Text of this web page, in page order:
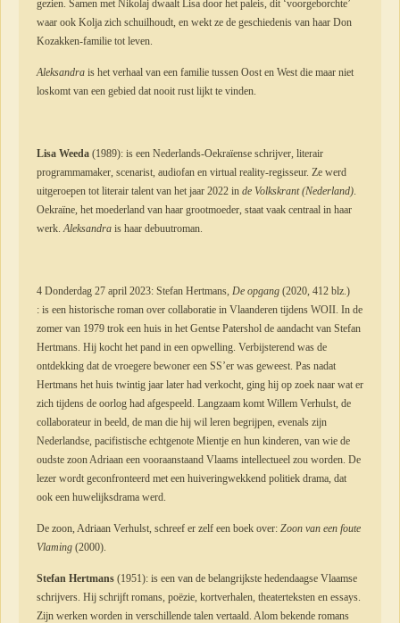
gezien. Samen met Nikolaj dwaalt Lisa door het paleis, dit ‘voorgeborchte’
waar ook Kolja zich schuilhoudt, en wekt ze de geschiedenis van haar Don
Kozakken-familie tot leven.
Aleksandra is het verhaal van een familie tussen Oost en West die maar niet
loskomt van een gebied dat nooit rust lijkt te vinden.
Lisa Weeda (1989): is een Nederlands-Oekraïense schrijver, literair
programmamaker, scenarist, audiofan en virtual reality-regisseur. Ze werd
uitgeroepen tot literair talent van het jaar 2022 in de Volkskrant (Nederland).
Oekraïne, het moederland van haar grootmoeder, staat vaak centraal in haar
werk.Aleksandra is haar debuutroman.
4 Donderdag 27 april 2023: Stefan Hertmans, De opgang (2020, 412 blz.)
: is een historische roman over collaboratie in Vlaanderen tijdens WOII. In de
zomer van 1979 trok een huis in het Gentse Patershol de aandacht van Stefan
Hertmans. Hij kocht het pand in een opwelling. Verbijsterend was de
ontdekking dat de vroegere bewoner een SS’er was geweest. Pas nadat
Hertmans het huis twintig jaar later had verkocht, ging hij op zoek naar wat er
zich tijdens de oorlog had afgespeeld. Langzaam komt Willem Verhulst, de
collaborateur in beeld, de man die hij wil leren begrijpen, evenals zijn
Nederlandse, pacifistische echtgenote Mientje en hun kinderen, van wie de
oudste zoon Adriaan een vooraanstaand Vlaams intellectueel zou worden. De
lezer wordt geconfronteerd met een huiveringwekkend politiek drama, dat
ook een huwelijksdrama werd.
De zoon, Adriaan Verhulst, schreef er zelf een boek over: Zoon van een foute
Vlaming (2000).
Stefan Hertmans (1951): is een van de belangrijkste hedendaagse Vlaamse
schrijvers. Hij schrijft romans, poëzie, kortverhalen, theaterteksten en essays.
Zijn werken worden in verschillende talen vertaald. Alom bekende romans